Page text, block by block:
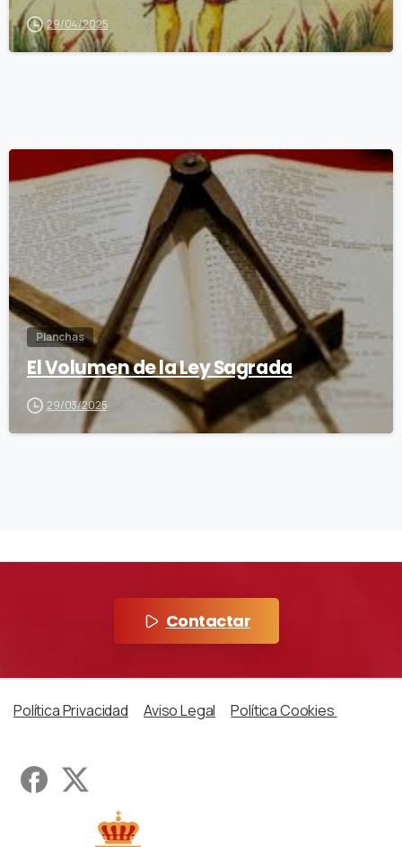
29/04/2025
Planchas
El Volumen de la Ley Sagrada
29/03/2025
Contactar
Política Privacidad Aviso Legal Política Cookies